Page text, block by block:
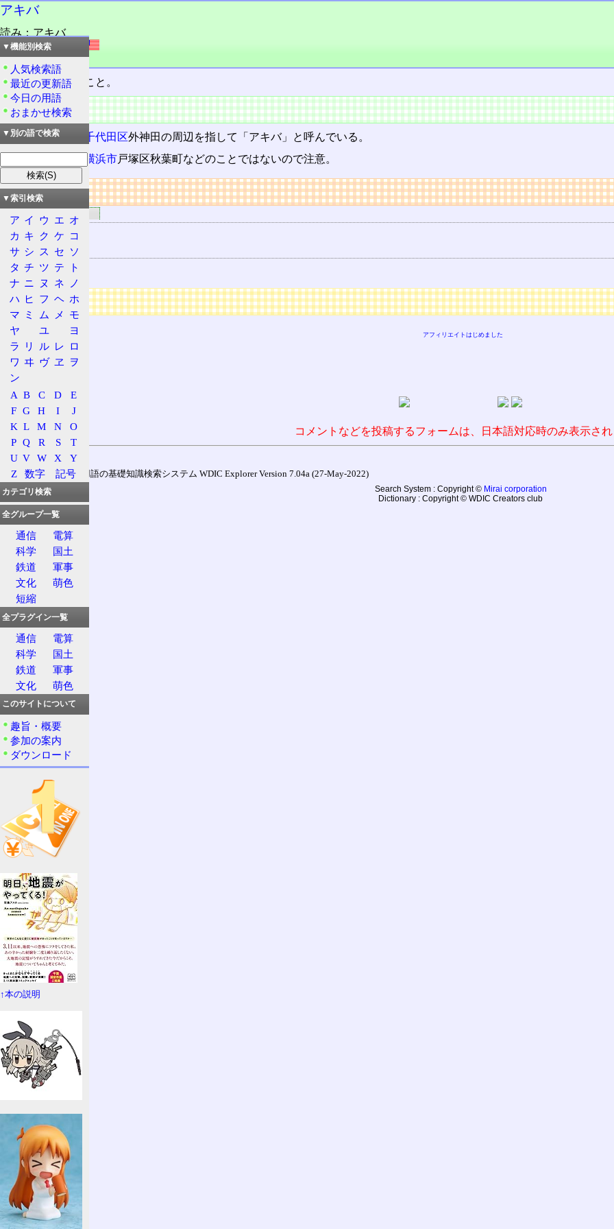
アキバ
読み：アキバ
外語：Akiba
品詞：名詞
東京の秋葉原 のこと。
概要
主として東京都 千代田区外神田の周辺を指して「アキバ」と呼んでいる。
横浜市戸塚区秋葉町などのことではないので注意。
リンク
関連するリンク
秋葉原
関連する用語
秋葉原
広告
アフィリエイトはじめました
コメントなどを投稿するフォームは、日本語対応時のみ表示さ
通信用語の基礎知識検索システム WDIC Explorer Version 7.04a (27-May-2022)
Search System : Copyright © Mirai corporation
Dictionary : Copyright © WDIC Creators club
▼機能別検索
人気検索語
最近の更新語
今日の用語
おまかせ検索
▼別の語で検索
▼索引検索
ア イ ウ エ オ
カ キ ク ケ コ
サ シ ス セ ソ
タ チ ツ テ
ト
ナ ニ ヌ ネ
ノ
ハ ヒ フ ヘ ホ
マ ミ ム メ
モ
ヤ
ユ
ヨ
ラ
リ ル レ ロ
ワ ヰ ヴ ヱ
ヲ
ン
A B C D
E
F G H I
J
K L M N
O
P Q R S
T
U V W X
Y
Z
数字 記号
カテゴリ検索
全グループ一覧
通信
電算
科学
国土
鉄道
軍事
文化
萌色
短縮
全プラグイン一覧
通信
電算
科学
国土
鉄道
軍事
文化
萌色
このサイトについて
趣旨・概要
参加の案内
ダウンロード
↑本の説明